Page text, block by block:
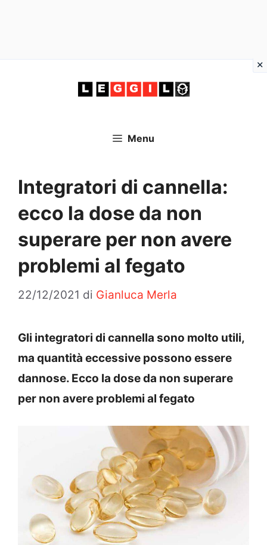
Menu
Integratori di cannella:
ecco la dose da non
superare per non avere
problemi al fegato
22/12/2021 di Gianluca Merla
Gli integratori di cannella sono molto utili,
ma quantità eccessive possono essere
dannose. Ecco la dose da non superare
per non avere problemi al fegato